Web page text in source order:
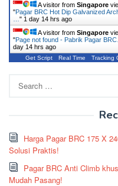
A visitor from Singapore
"Pagar BRC Hot Dip Galvanized
" 1 day 14 hrs ago
A visitor from Singapore
"Page not found - Pabrik Pagar
day 14 hrs ago
Get Script Real Time Tracking
for:
Harga Pagar BRC 175 X
Solusi Praktis!
Pagar BRC Anti Climb
Mudah Pasang!